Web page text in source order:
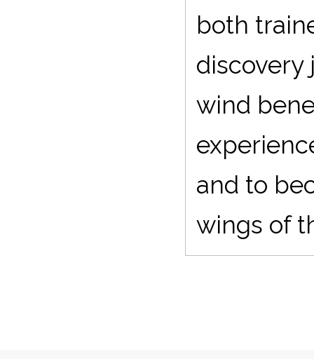
both
discovery
wind
and to
wings of